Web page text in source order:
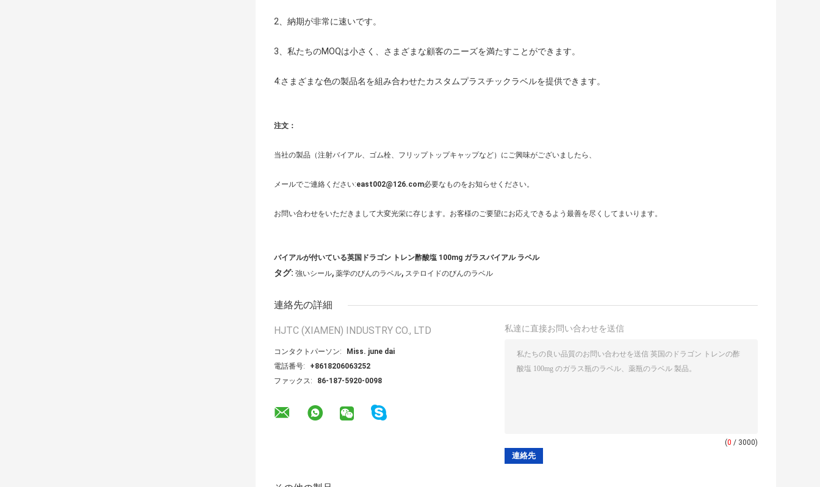
2、納期が非常に速いです。
3、私たちのMOQは小さく、さまざまな顧客のニーズを満たすことができます。
4:さまざまな色の製品名を組み合わせたカスタムプラスチックラベルを提供できます。
注文：
当社の製品（注射バイアル、ゴム栓、フリップトップキャップなど）にご興味がございましたら、
メールでご連絡ください:east002@126.com必要なものをお知らせください。
お問い合わせをいただきまして大変光栄に存じます。お客様のご要望にお応えできるよう最善を尽くしてまいります。
バイアルが付いている英国ドラゴン トレン酢酸塩 100mg ガラスバイアル ラベル
タグ: 強いシール, 薬学のびんのラベル, ステロイドのびんのラベル
連絡先の詳細
HJTC (XIAMEN) INDUSTRY CO., LTD
コンタクトパーソン:
Miss. june dai
電話番号:
+8618206063252
ファックス:
86-187-5920-0098
私達に直接お問い合わせを送信
(0 / 3000)